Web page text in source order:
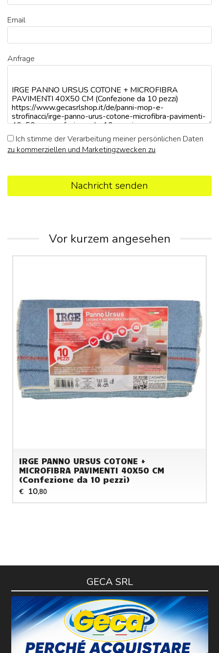
Email
Anfrage
Ich stimme der Verarbeitung meiner persönlichen Daten
zu kommerziellen und Marketingzwecken zu
Nachricht senden
Vor kurzem angesehen
IRGE PANNO URSUS COTONE +
MICROFIBRA PAVIMENTI 40X50 CM
(Confezione da 10 pezzi)
€ 10,80
GECA SRL